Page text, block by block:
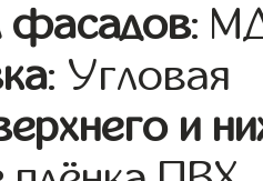
фасадов:
: Угловая
и